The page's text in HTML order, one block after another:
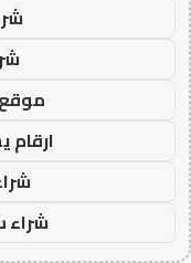
ارقام
شراء